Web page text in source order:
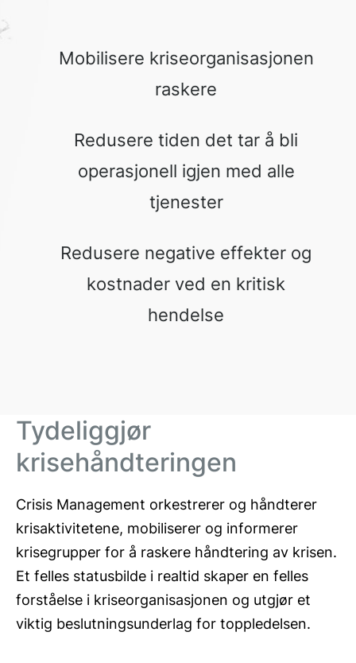
Mobilisere kriseorganisasjonen
raskere
Redusere tiden det tar å bli
operasjonell igjen med alle
tjenester
Redusere negative effekter og
kostnader ved en kritisk
hendelse
Tydeliggjør
krisehåndteringen
Crisis Management orkestrerer og håndterer
krisaktivitetene, mobiliserer og informerer
krisegrupper for å raskere håndtering av krisen.
Et felles statusbilde i realtid skaper en felles
forståelse i kriseorganisasjonen og utgjør et
viktig beslutningsunderlag for toppledelsen.